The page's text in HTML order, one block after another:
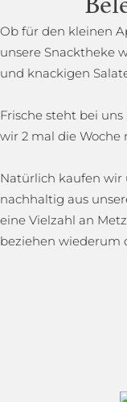
Ob für den kleinen
unsere Snacktheke
und knackigen
Frische steht bei
wir 2 mal die Woche
Natürlich kaufen wir
nachhaltig aus
eine Vielzahl an
beziehen wiederum